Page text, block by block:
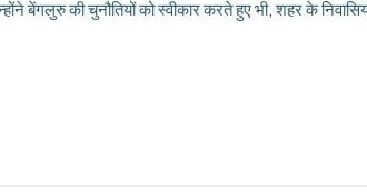
बेंगलुरु की चुनौतियों को स्वीकार करते हुए भी, शहर के